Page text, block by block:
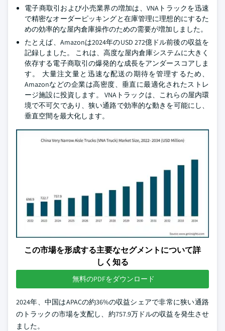
電子商取引および小売業界の増加は、VNAトラックを迅速
で精密なオーダーピッキングと在庫管理に理想的にするた
めの効率的な屋内倉庫操作のための需要が増加しました。
たとえば、Amazonは2024年のUSD 272億ドル前後の収益を
記録しました。 これは、高度な屋内倉庫システムに大きく
依存する電子商取引の爆発的な成長をアンダースコアしま
す。 大量注文量と迅速な配送の期待を管理するため、
Amazonなどの企業は高密度、垂直に最適化されたストレ
ージ施設に投資します。 VNAトラックは、これらの屋内環
境で不可欠であり、狭い通路で効率的な動きを可能にし、
垂直空間を最大化します。
この市場を形成する主要なセグメントについて詳
しく知る
無料のPDFをダウンロード
2024年、中国はAPACの約36%の収益シェアで非常に狭い通路
のトラックの市場を支配し、約757.9万ドルの収益を発生させ
ました。